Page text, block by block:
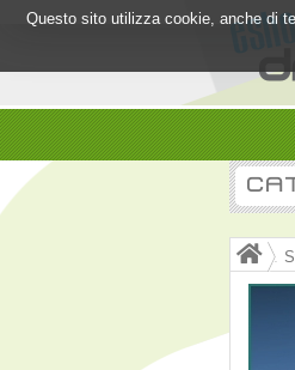
Questo sito utilizza cookie, anche di